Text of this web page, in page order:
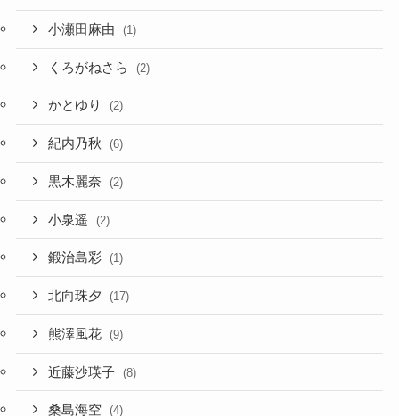
小瀬田麻由 (1)
くろがねさら (2)
かとゆり (2)
紀内乃秋 (6)
黒木麗奈 (2)
小泉遥 (2)
鍛治島彩 (1)
北向珠夕 (17)
熊澤風花 (9)
近藤沙瑛子 (8)
桑島海空 (4)